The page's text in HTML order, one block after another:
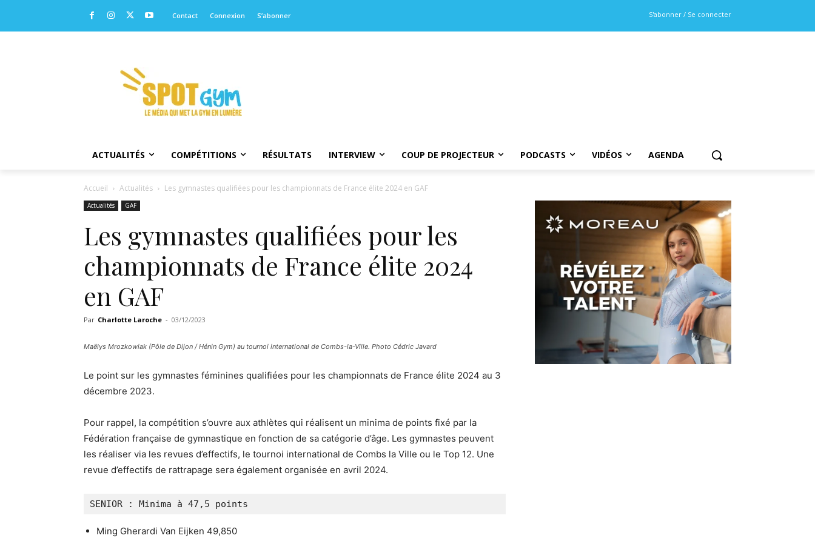
S'abonner / Se connecter
Contact Connexion S’abonner
ACTUALITÉS COMPÉTITIONS RÉSULTATS INTERVIEW COUP DE PROJECTEUR PODCASTS VIDÉOS AGENDA
Accueil Actualités Les gymnastes qualifiées pour les championnats de France élite 2024 en GAF
Actualités GAF
Les gymnastes qualifiées pour les
championnats de France élite 2024
en GAF
Par Charlotte Laroche - 03/12/2023
Maëlys Mrozkowiak (Pôle de Dijon / Hénin Gym) au tournoi international de Combs-la-Ville. Photo Cédric Javard
Le point sur les gymnastes féminines qualifiées pour les championnats de France élite 2024 au 3
décembre 2023.
Pour rappel, la compétition s’ouvre aux athlètes qui réalisent un minima de points fixé par la
Fédération française de gymnastique en fonction de sa catégorie d’âge. Les gymnastes peuvent
les réaliser via les revues d’effectifs, le tournoi international de Combs la Ville ou le Top 12. Une
revue d’effectifs de rattrapage sera également organisée en avril 2024.
SENIOR : Minima à 47,5 points
Ming Gherardi Van Eijken 49,850